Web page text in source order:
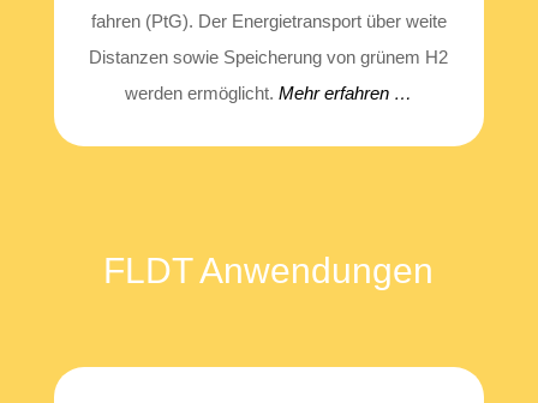
fah­ren (PtG). Der Ener­gie­trans­port über wei­te
Distan­zen sowie Spei­che­rung von grü­nem H2
wer­den ermög­licht.Mehr erfah­ren …
FLDT Anwen­dun­gen